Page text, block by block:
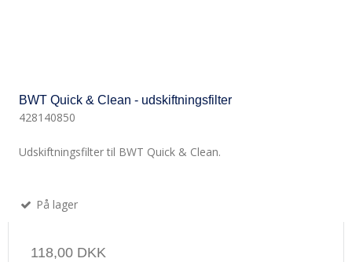
BWT Quick & Clean - udskiftningsfilter
428140850
Udskiftningsfilter til BWT Quick & Clean.
På lager
118,00 DKK